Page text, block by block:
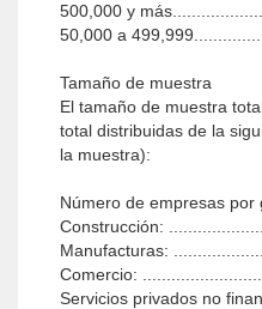
500,000 y
50,000 a
Tamaño de muestra
El tamaño de muestra
total distribuidas de la
la muestra):
Número de empresas por
Construcción:
Manufacturas:
Comercio:
Servicios privados no